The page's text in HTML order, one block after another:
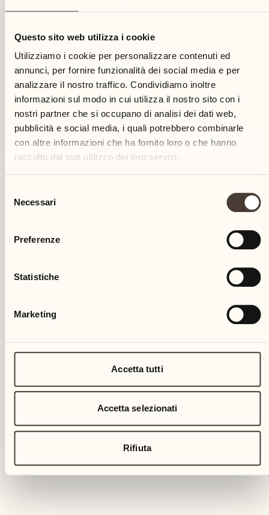
Questo sito web utilizza i cookie
Utilizziamo i cookie per personalizzare contenuti ed
annunci, per fornire funzionalità dei social media e per
analizzare il nostro traffico. Condividiamo inoltre
informazioni sul modo in cui utilizza il nostro sito con i
nostri partner che si occupano di analisi dei dati web,
pubblicità e social media, i quali potrebbero combinarle
con altre informazioni che ha fornito loro o che hanno
raccolto dal suo utilizzo dei loro servizi.
delNecessari
Preferenze
Statistiche
Marketing
Accetta tutti
Accetta selezionati
Rifiuta